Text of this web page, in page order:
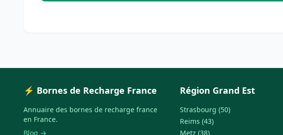
⚡ Bornes de Recharge France
Annuaire des bornes de recharge france
en France.
Blog →
Région Grand Est
Strasbourg (50)
Reims (43)
Metz (38)